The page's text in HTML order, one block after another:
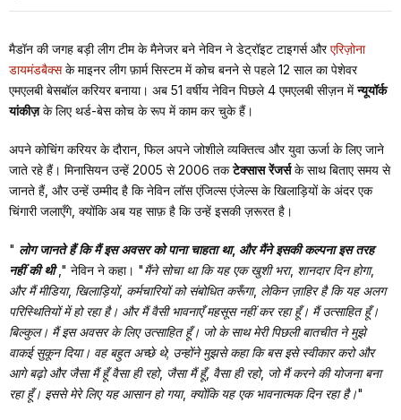
मैडॉन की जगह बड़ी लीग टीम के मैनेजर बने नेविन ने डेट्रॉइट टाइगर्स औरएरिज़ोना
डायमंडबैक्सके माइनर लीग फ़ार्म सिस्टम में कोच बनने से पहले 12 साल का पेशेवर
एमएलबी बेसबॉल करियर बनाया। अब 51 वर्षीय नेविन पिछले 4 एमएलबी सीज़न मेंन्यूयॉर्क
यांकीज़के लिए थर्ड-बेस कोच के रूप में काम कर चुके हैं।
अपने कोचिंग करियर के दौरान, फिल अपने जोशीले व्यक्तित्व और युवा ऊर्जा के लिए जाने
जाते रहे हैं। मिनासियन उन्हें 2005 से 2006 तकटेक्सास रेंजर्सके साथ बिताए समय से
जानते हैं, और उन्हें उम्मीद है कि नेविन लॉस एंजिल्स एंजेल्स के खिलाड़ियों के अंदर एक
चिंगारी जलाएँगे, क्योंकि अब यह साफ़ है कि उन्हें इसकी ज़रूरत है।
" लोग जानते हैं कि मैं इस अवसर को पाना चाहता था, और मैंने इसकी कल्पना इस तरह
नहीं की थी," नेविन ने कहा। "मैंने सोचा था कि यह एक खुशी भरा, शानदार दिन होगा,
और मैं मीडिया, खिलाड़ियों, कर्मचारियों को संबोधित करूँगा, लेकिन ज़ाहिर है कि यह अलग
परिस्थितियों में हो रहा है। और मैं वैसी भावनाएँ महसूस नहीं कर रहा हूँ। मैं उत्साहित हूँ।
बिल्कुल। मैं इस अवसर के लिए उत्साहित हूँ। जो के साथ मेरी पिछली बातचीत ने मुझे
वाकई सुकून दिया। वह बहुत अच्छे थे; उन्होंने मुझसे कहा कि बस इसे स्वीकार करो और
आगे बढ़ो और जैसा मैं हूँ वैसा ही रहो, जैसा मैं हूँ, वैसा ही रहो, जो मैं करने की योजना बना
रहा हूँ। इससे मेरे लिए यह आसान हो गया, क्योंकि यह एक भावनात्मक दिन रहा है।"